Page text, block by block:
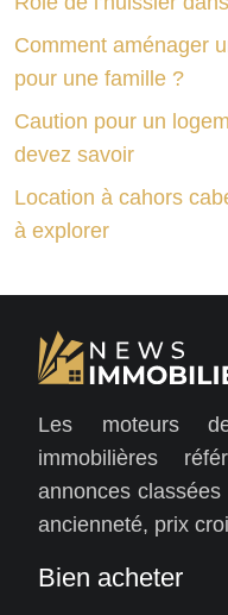
Comment aménager
pour une famille ?
Caution pour un
devez savoir
Location à cahors
à explorer
Les moteurs
immobilières
annonces
ancienneté, prix
Bien acheter